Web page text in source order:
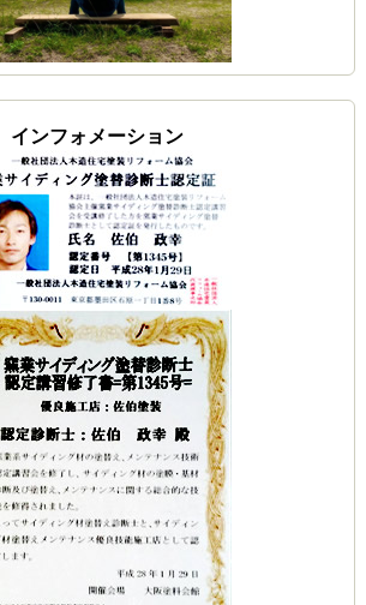
インフォメーション